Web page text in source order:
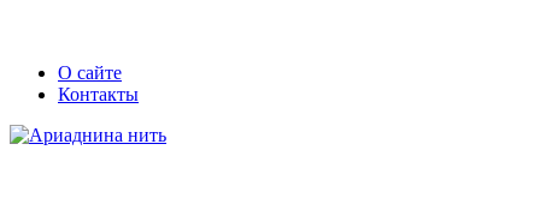
Skip
Secondary
left
navigation
Secondary
right
navigation
О сайте
Контакты